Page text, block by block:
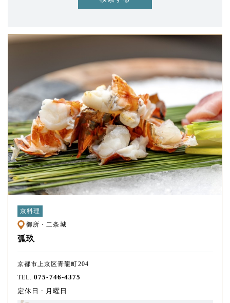
京料理
御所・二条城
弧玖
京都市上京区青龍町204
TEL.075-746-4375
定休日 : 月曜日